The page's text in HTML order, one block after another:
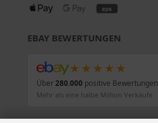
EBAY BEWERTUNGEN
★★★★★
Über280.000 positive Bewertungen
Mehr als eine halbe Million Verkäufe